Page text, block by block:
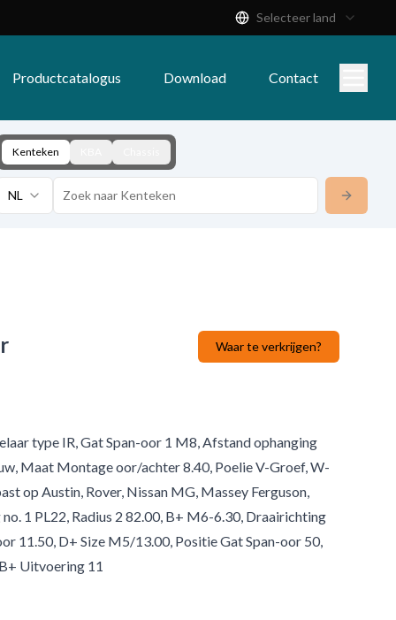
Selecteer land
Productcatalogus Download Contact
Kenteken
NL
Waar te verkrijgen?
type IR, Gat Span-oor 1 M8, Afstand ophanging
Maat Montage oor/achter 8.40, Poelie V-Groef, W-
op Austin, Rover, Nissan MG, Massey Ferguson,
1 PL22, Radius 2 82.00, B+ M6-6.30, Draairichting
11.50, D+ Size M5/13.00, Positie Gat Span-oor 50,
Uitvoering 11